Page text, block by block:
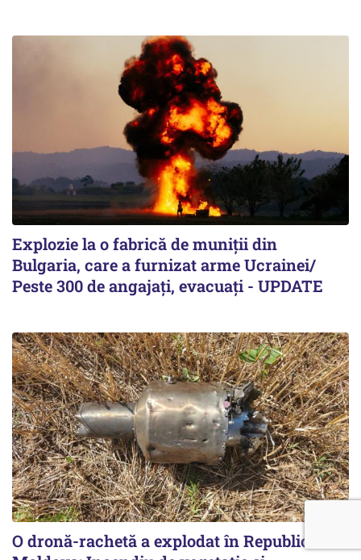
Explozie la o fabrică de muniții din
Bulgaria, care a furnizat arme Ucrainei/
Peste 300 de angajați, evacuați - UPDATE
O dronă-rachetă a explodat în Republica